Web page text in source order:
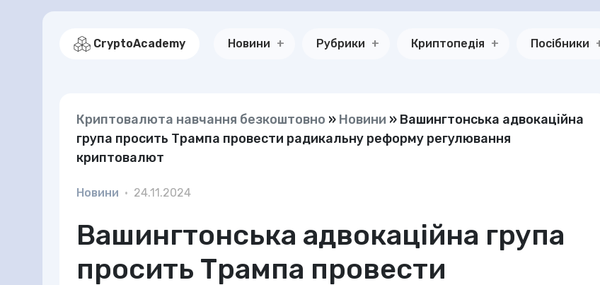
CryptoAcademy Новини Рубрики Криптопедія Посібники
Криптовалюта навчання безкоштовно » Новини » Вашингтонська адвокаційна
група просить Трампа провести радикальну реформу регулювання
криптовалют
Новини • 24.11.2024
Вашингтонська адвокаційна група
просить Трампа провести